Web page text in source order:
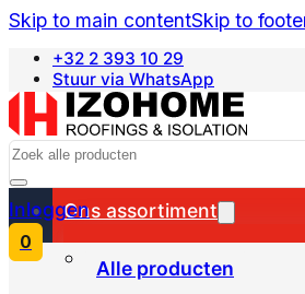
Skip to main contentSkip to
+32 2 393 10 29
Stuur via WhatsApp
Français
Search
Inloggen
0
Ons assortiment
Alle producten